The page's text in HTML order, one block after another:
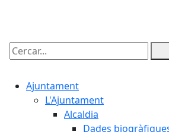
Cercar:
Ajuntament
L'Ajuntament
Alcaldia
Dades